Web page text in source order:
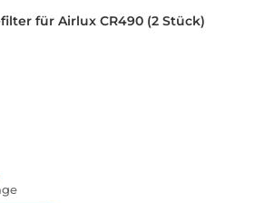
für Airlux CR490 (2 Stück)